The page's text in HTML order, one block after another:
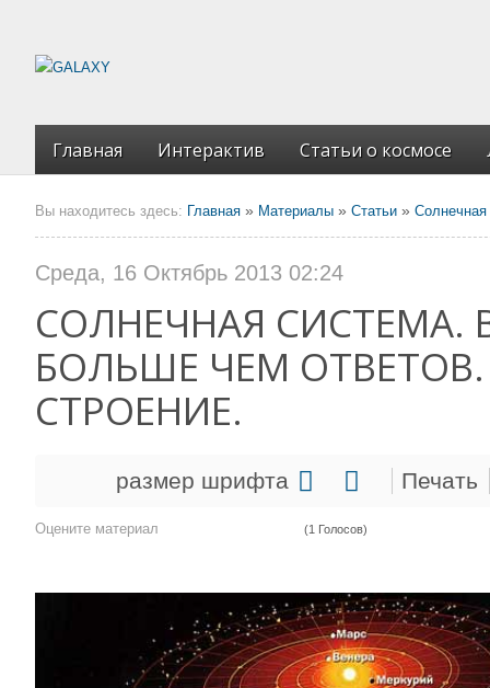
Главная Интерактив Статьи о космосе
Вы находитесь здесь: Главная » Материалы » Статьи » Солнечная
Среда, 16 Октябрь 2013 02:24
СОЛНЕЧНАЯ СИСТЕМА.
БОЛЬШЕ ЧЕМ
СТРОЕНИЕ.
размер шрифта Печать
Оцените материал (1 Голосов)